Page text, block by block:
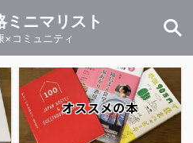
ミニマリスト
×コミュニティ
オススメの本